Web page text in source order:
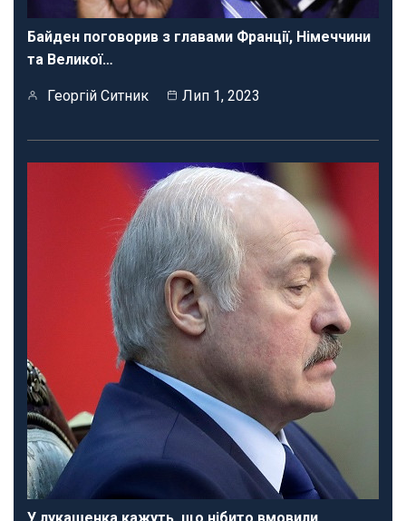
Байден поговорив з главами Франції, Німеччини
та Великої…
Георгій Ситник Лип 1, 2023